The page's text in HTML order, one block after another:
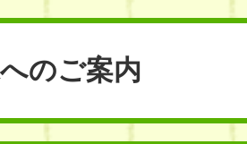
のご案内